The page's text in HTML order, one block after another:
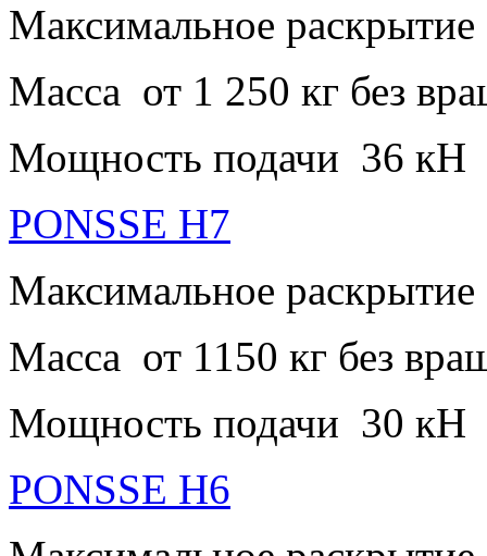
Максимальное
Масса от 1 250 кг без
Мощность подачи 36 кН
PONSSE H7
Максимальное
Масса от 1150 кг без
Мощность подачи 30 кН
PONSSE H6